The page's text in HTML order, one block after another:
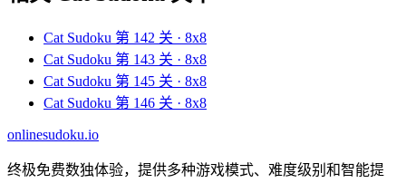
Cat Sudoku 第 142 关 · 8x8
Cat Sudoku 第 143 关 · 8x8
Cat Sudoku 第 145 关 · 8x8
Cat Sudoku 第 146 关 · 8x8
onlinesudoku.io
终极免费数独体验，提供多种游戏模式、难度级别和智能提